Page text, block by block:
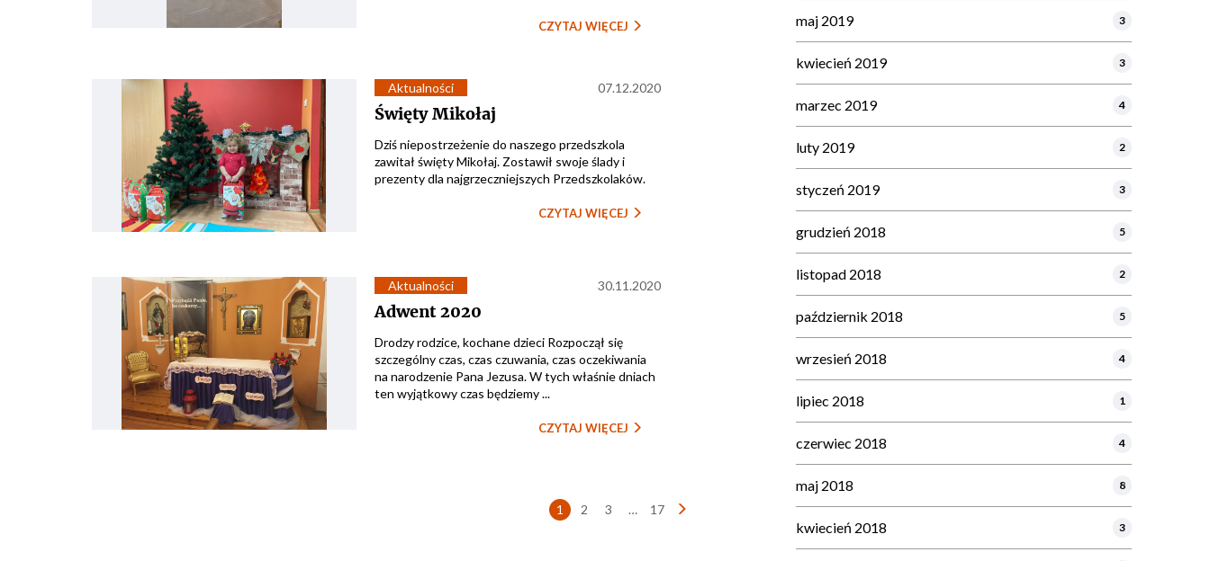
CZYTAJ WIĘCEJ
Aktualności 07.12.2020
Święty Mikołaj
Dziś niepostrzeżenie do naszego przedszkola
zawitał święty Mikołaj. Zostawił swoje ślady i
prezenty dla najgrzeczniejszych Przedszkolaków.
CZYTAJ WIĘCEJ
Aktualności 30.11.2020
Adwent 2020
Drodzy rodzice, kochane dzieci Rozpoczął się
szczególny czas, czas czuwania, czas oczekiwania
na narodzenie Pana Jezusa. W tych właśnie dniach
ten wyjątkowy czas będziemy ...
CZYTAJ WIĘCEJ
Nawigacja
1 2 3 … 17
maj 2019 3
kwiecień 2019 3
marzec 2019 4
luty 2019 2
styczeń 2019 3
grudzień 2018 5
listopad 2018 2
październik 2018 5
wrzesień 2018 4
lipiec 2018 1
czerwiec 2018 4
maj 2018 8
kwiecień 2018 3